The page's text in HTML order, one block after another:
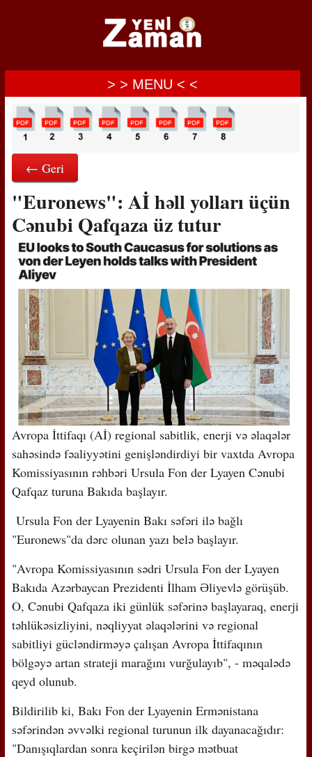
> > MENU < <
← Geri
"Euronews": Aİ həll yolları üçün
Cənubi Qafqaza üz tutur
Avropa İttifaqı (Aİ) regional sabitlik, enerji və əlaqələr
sahəsində fəaliyyətini genişləndirdiyi bir vaxtda Avropa
Komissiyasının rəhbəri Ursula Fon der Lyayen Cənubi
Qafqaz turuna Bakıda başlayır.
Ursula Fon der Lyayenin Bakı səfəri ilə bağlı
"Euronews"da dərc olunan yazı belə başlayır.
"Avropa Komissiyasının sədri Ursula Fon der Lyayen
Bakıda Azərbaycan Prezidenti İlham Əliyevlə görüşüb.
O, Cənubi Qafqaza iki günlük səfərinə başlayaraq, enerji
təhlükəsizliyini, nəqliyyat əlaqələrini və regional
sabitliyi gücləndirməyə çalışan Avropa İttifaqının
bölgəyə artan strateji marağını vurğulayıb", - məqalədə
qeyd olunub.
Bildirilib ki, Bakı Fon der Lyayenin Ermənistana
səfərindən əvvəlki regional turunun ilk dayanacağıdır:
"Danışıqlardan sonra keçirilən birgə mətbuat